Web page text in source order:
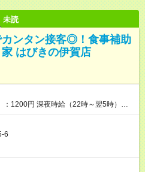
未読
カンタン接客◎！食事補助
はびきの伊賀店
：1200円 深夜時給（22時～翌5時）：
（5：00-9：
採用時と同じです。 試用期間の実態は
すが、切り上げで一ヶ月とさせてい
り：15時間(研修中も同時給）
6